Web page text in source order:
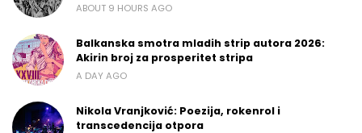
ABOUT 9 HOURS AGO
Balkanska smotra mladih strip autora 2026:
Akirin broj za prosperitet stripa
A DAY AGO
Nikola Vranjković: Poezija, rokenrol i
transcedencija otpora